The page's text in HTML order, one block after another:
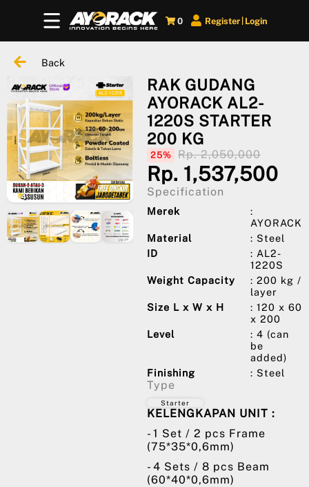
0 Register Login
Back
RAK GUDANG
AYORACK AL2-
1220S STARTER
200 KG
25% Rp. 2,050,000
Rp. 1,537,500
Specification
Merek
:
AYORACK
Material
: Steel
ID
: AL2-
1220S
Weight Capacity
: 200 kg /
layer
Size L x W x H
: 120 x 60
x 200
Level
: 4 (can
be
added)
Finishing
: Steel
Type
Starter
KELENGKAPAN UNIT :
- 1 Set / 2 pcs Frame
(75*35*0,6mm)
- 4 Sets / 8 pcs Beam
(60*40*0,6mm)